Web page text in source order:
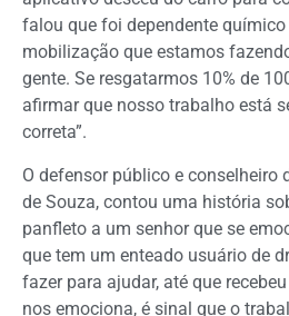
falou que foi dependente químico
mobilização que estamos
gente. Se resgatarmos 10% de
afirmar que nosso trabalho está
correta”.
O defensor público e conselheiro
de Souza, contou uma história
panfleto a um senhor que se
que tem um enteado usuário de
fazer para ajudar, até que
nos emociona, é sinal que o